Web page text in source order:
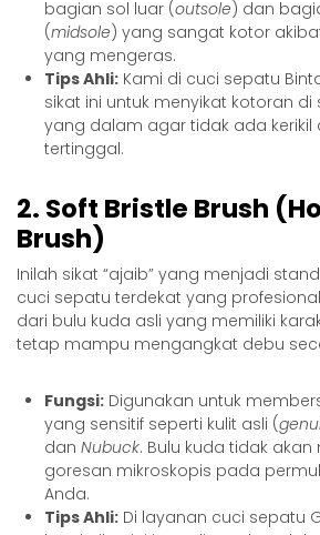
bagian sol luar (outsole) dan
(midsole) yang sangat kotor
yang mengeras.
Tips Ahli: Kami di cuci sepatu
sikat ini untuk menyikat kotoran
yang dalam agar tidak ada
tertinggal.
2. Soft Bristle Brush
Brush)
Inilah sikat “ajaib” yang menjadi
cuci sepatu terdekat yang
dari bulu kuda asli yang memiliki
tetap mampu mengangkat debu
Fungsi: Digunakan untuk
yang sensitif seperti kulit asli (
dan Nubuck. Bulu kuda tidak
goresan mikroskopis pada
Anda.
Tips Ahli: Di layanan cuci sepatu